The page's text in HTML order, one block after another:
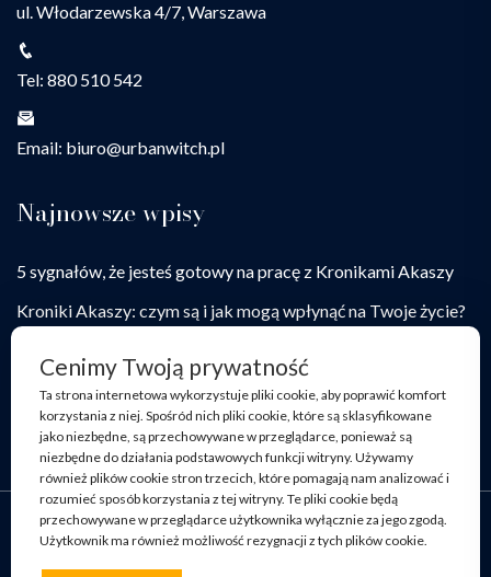
ul. Włodarzewska 4/7, Warszawa
Tel: 880 510 542
Email: biuro@urbanwitch.pl
Najnowsze wpisy
5 sygnałów, że jesteś gotowy na pracę z Kronikami Akaszy
Kroniki Akaszy: czym są i jak mogą wpłynąć na Twoje życie?
życiowe blokady
Copyright © all rights reserved. Developed by Marta
Cenimy Twoją prywatność
Ta strona internetowa wykorzystuje pliki cookie, aby poprawić komfort
korzystania z niej. Spośród nich pliki cookie, które są sklasyfikowane
jako niezbędne, są przechowywane w przeglądarce, ponieważ są
niezbędne do działania podstawowych funkcji witryny. Używamy
również plików cookie stron trzecich, które pomagają nam analizować i
rozumieć sposób korzystania z tej witryny. Te pliki cookie będą
przechowywane w przeglądarce użytkownika wyłącznie za jego zgodą.
Użytkownik ma również możliwość rezygnacji z tych plików cookie.